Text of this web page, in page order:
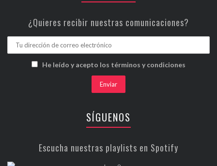
¿Quieres recibir nuestras comunicaciones?
He leído y acepto los términos y condiciones
SÍGUENOS
Escucha nuestras playlists en Spotify